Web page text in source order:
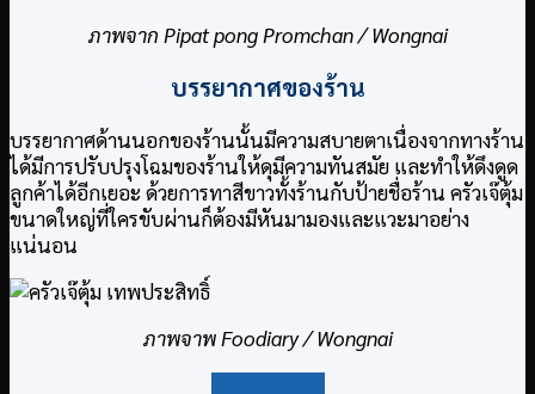
ภาพจาก Pipat pong Promchan / Wongnai
บรรยากาศของร้าน
บรรยากาศด้านนอกของร้านนั้นมีความสบายตาเนื่องจากทางร้าน
ได้มีการปรับปรุงโฉมของร้านให้ดุมีความทันสมัย และทำให้ดึงดูด
ลูกค้าได้อีกเยอะ ด้วยการทาสีขาวทั้งร้านกับป้ายชื่อร้าน ครัวเจ๊ตุ้ม
ขนาดใหญ่ที่ใครขับผ่านก็ต้องมีหันมามองและแวะมาอย่าง
แน่นอน
ภาพจาพ Foodiary / Wongnai